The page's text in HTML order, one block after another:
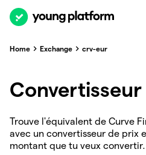
Home Exchange crv-eur
Convertisseur
Trouve l'équivalent de Curve
avec un convertisseur de prix
montant que tu veux convertir.